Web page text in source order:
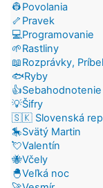
👷Povolania
🦴Pravek
💻Programovanie
🌱Rastliny
📖Rozprávky,
🐟Ryby
👍Sebahodnotenie
💡Šifry
🇸🇰 Slovenská
🎠Svätý Martin
💘Valentín
🐝Včely
🐣Veľká noc